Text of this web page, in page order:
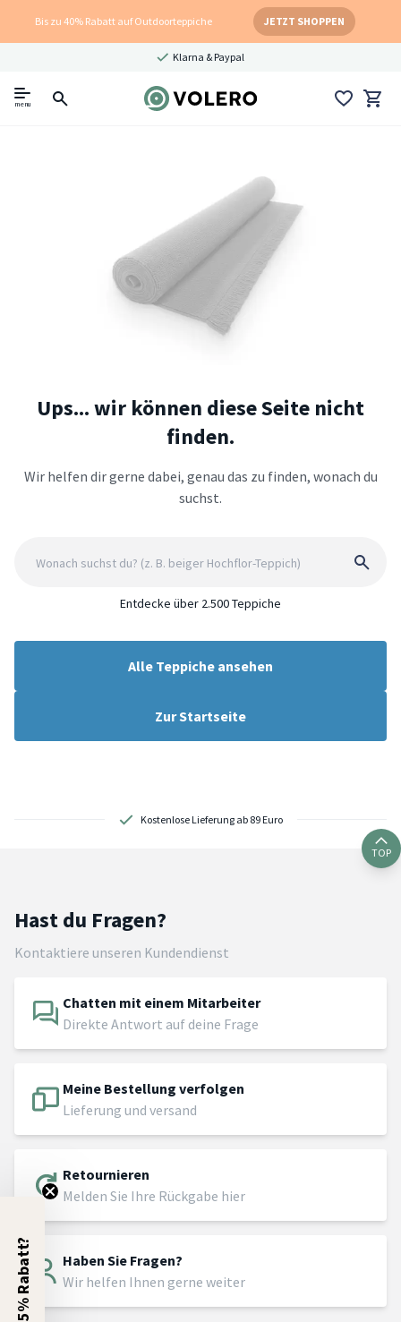
Bis zu 40% Rabatt auf Outdoorteppiche JETZT SHOPPEN
Klarna & Paypal
menu
Ups... wir können diese Seite nicht
finden.
Wir helfen dir gerne dabei, genau das zu finden, wonach du
suchst.
Entdecke über 2.500 Teppiche
Alle Teppiche ansehen
Zur Startseite
Kostenlose Lieferung ab 89 Euro
TOP
Hast du Fragen?
Kontaktiere unseren Kundendienst
Chatten mit einem Mitarbeiter
Direkte Antwort auf deine Frage
Meine Bestellung verfolgen
Lieferung und versand
Retournieren
Melden Sie Ihre Rückgabe hier
Haben Sie Fragen?
Wir helfen Ihnen gerne weiter
5% Rabatt?